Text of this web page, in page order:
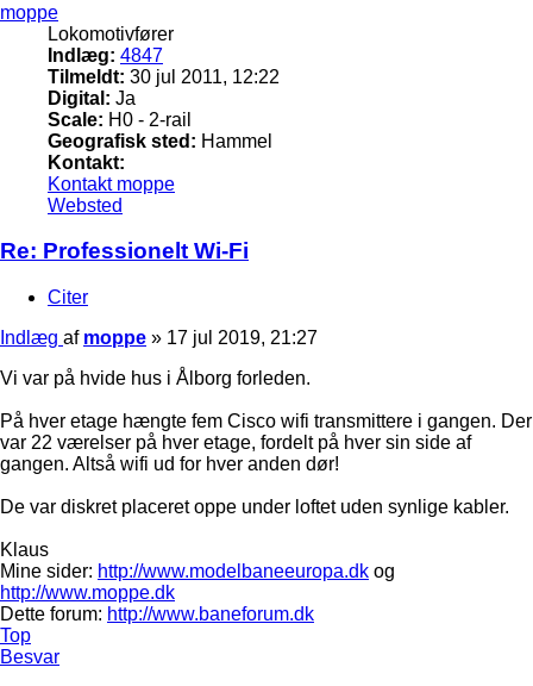
moppe
Lokomotivfører
Indlæg: 4847
Tilmeldt: 30 jul 2011, 12:22
Digital: Ja
Scale: H0 - 2-rail
Geografisk sted: Hammel
Kontakt:
Kontakt moppe
Websted
Re: Professionelt Wi-Fi
Citer
Indlæg af moppe » 17 jul 2019, 21:27
Vi var på hvide hus i Ålborg forleden.
På hver etage hængte fem Cisco wifi transmittere i gangen. Der
var 22 værelser på hver etage, fordelt på hver sin side af
gangen. Altså wifi ud for hver anden dør!
De var diskret placeret oppe under loftet uden synlige kabler.
Klaus
Mine sider: http://www.modelbaneeuropa.dk og
http://www.moppe.dk
Dette forum: http://www.baneforum.dk
Top
Besvar